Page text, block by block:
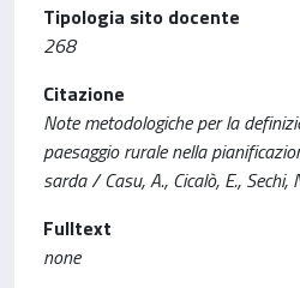
Tipologia sito docente
268
Citazione
Note metodologiche per la
paesaggio rurale nella
sarda / Casu, A., Cicalò, E., Sechi,
Fulltext
none